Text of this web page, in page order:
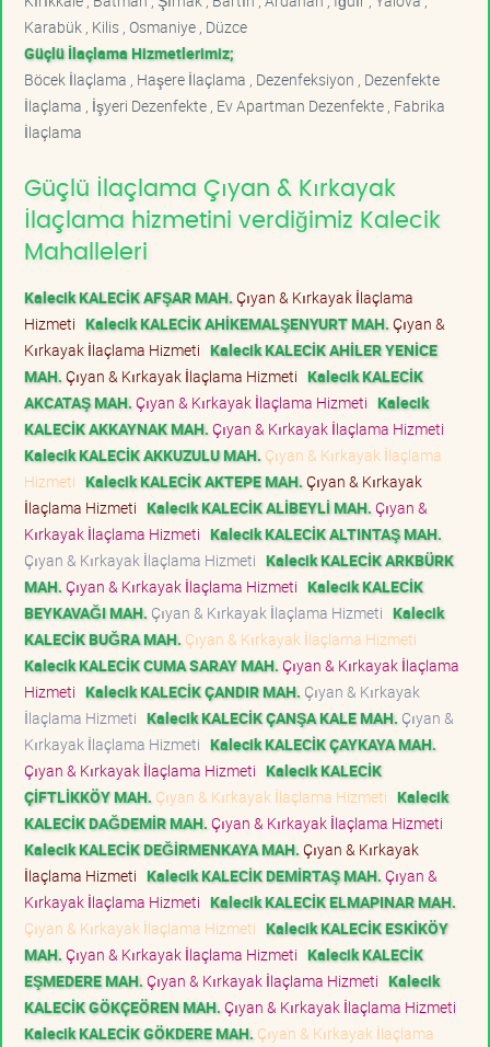
Karabük , Kilis , Osmaniye , Düzce
Güçlü İlaçlama Hizmetlerimiz;
Böcek İlaçlama , Haşere İlaçlama , Dezenfeksiyon , Dezenfekte
İlaçlama , İşyeri Dezenfekte , Ev Apartman Dezenfekte , Fabrika
İlaçlama
Güçlü İlaçlama Çıyan & Kırkayak
İlaçlama hizmetini verdiğimiz Kalecik
Mahalleleri
Kalecik KALECİK AFŞAR MAH. Çıyan & Kırkayak İlaçlama
Hizmeti Kalecik KALECİK AHİKEMALŞENYURT MAH. Çıyan &
Kırkayak İlaçlama Hizmeti Kalecik KALECİK AHİLER YENİCE
MAH. Çıyan & Kırkayak İlaçlama Hizmeti Kalecik KALECİK
AKCATAŞ MAH. Çıyan & Kırkayak İlaçlama Hizmeti Kalecik
KALECİK AKKAYNAK MAH. Çıyan & Kırkayak İlaçlama Hizmeti
Kalecik KALECİK AKKUZULU MAH. Çıyan & Kırkayak İlaçlama
Hizmeti Kalecik KALECİK AKTEPE MAH. Çıyan & Kırkayak
İlaçlama Hizmeti Kalecik KALECİK ALİBEYLİ MAH. Çıyan &
Kırkayak İlaçlama Hizmeti Kalecik KALECİK ALTINTAŞ MAH.
Çıyan & Kırkayak İlaçlama Hizmeti Kalecik KALECİK ARKBÜRK
MAH. Çıyan & Kırkayak İlaçlama Hizmeti Kalecik KALECİK
BEYKAVAĞI MAH. Çıyan & Kırkayak İlaçlama Hizmeti Kalecik
KALECİK BUĞRA MAH. Çıyan & Kırkayak İlaçlama Hizmeti
Kalecik KALECİK CUMA SARAY MAH. Çıyan & Kırkayak İlaçlama
Hizmeti Kalecik KALECİK ÇANDIR MAH. Çıyan & Kırkayak
İlaçlama Hizmeti Kalecik KALECİK ÇANŞA KALE MAH. Çıyan &
Kırkayak İlaçlama Hizmeti Kalecik KALECİK ÇAYKAYA MAH.
Çıyan & Kırkayak İlaçlama Hizmeti Kalecik KALECİK
ÇİFTLİKKÖY MAH. Çıyan & Kırkayak İlaçlama Hizmeti Kalecik
KALECİK DAĞDEMİR MAH. Çıyan & Kırkayak İlaçlama Hizmeti
Kalecik KALECİK DEĞİRMENKAYA MAH. Çıyan & Kırkayak
İlaçlama Hizmeti Kalecik KALECİK DEMİRTAŞ MAH. Çıyan &
Kırkayak İlaçlama Hizmeti Kalecik KALECİK ELMAPINAR MAH.
Çıyan & Kırkayak İlaçlama Hizmeti Kalecik KALECİK ESKİKÖY
MAH. Çıyan & Kırkayak İlaçlama Hizmeti Kalecik KALECİK
EŞMEDERE MAH. Çıyan & Kırkayak İlaçlama Hizmeti Kalecik
KALECİK GÖKÇEÖREN MAH. Çıyan & Kırkayak İlaçlama Hizmeti
Kalecik KALECİK GÖKDERE MAH. Çıyan & Kırkayak İlaçlama